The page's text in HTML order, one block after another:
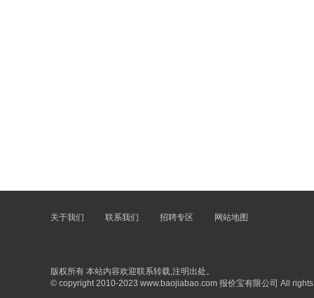
关于我们 联系我们 招聘专区 网站地图
版权所有 本站内容欢迎联系转载,注明出处。
© copyright 2010-2023 www.baojiabao.com 报价宝有限公司 All